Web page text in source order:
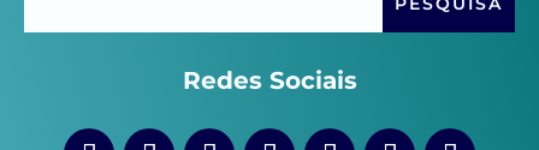
Redes Sociais